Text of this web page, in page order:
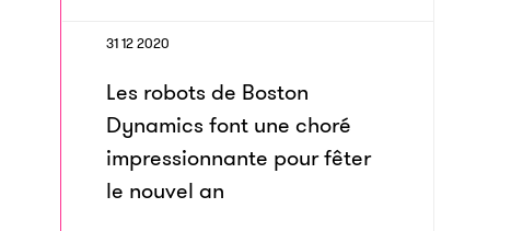
31 12 2020
Les robots de Boston
Dynamics font une choré
impressionnante pour fêter
le nouvel an